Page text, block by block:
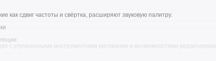
как сдвиг частоты и свёртка, расширяют звуковую палитру.​
с улучшенными инструментами рисования и возможностями